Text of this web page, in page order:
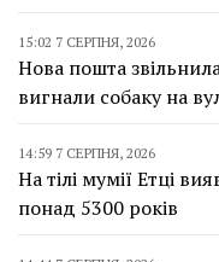
15:02 7 СЕРПНЯ, 2026
Нова пошта
вигнали собаку на
14:59 7 СЕРПНЯ, 2026
На тілі мумії Етці
понад 5300 років